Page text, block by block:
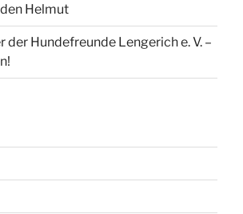
Helmut
der Hundefreunde Lengerich e. V. –